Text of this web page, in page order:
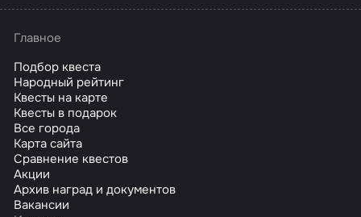
Главное
Подбор квеста
Народный рейтинг
Квесты на карте
Квесты в подарок
Все города
Карта сайта
Сравнение квестов
Акции
Архив наград и документов
Вакансии